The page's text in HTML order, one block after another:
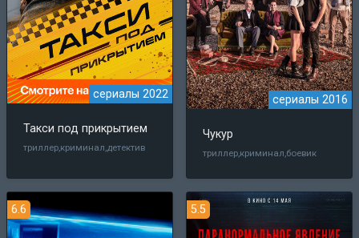
сериалы 2022
Такси под прикрытием
триллер,криминал,детектив
сериалы 2016
Чукур
триллер,криминал,боевик
6.6 5.5